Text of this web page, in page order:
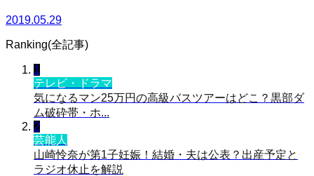
2019.05.29
Ranking(全記事)
1
テレビ・ドラマ
気になるマン25万円の高級バスツアーはどこ？黒部ダ
ム破砕帯・ホ...
2
芸能人
山崎怜奈が第1子妊娠！結婚・夫は公表？出産予定と
ラジオ休止を解説